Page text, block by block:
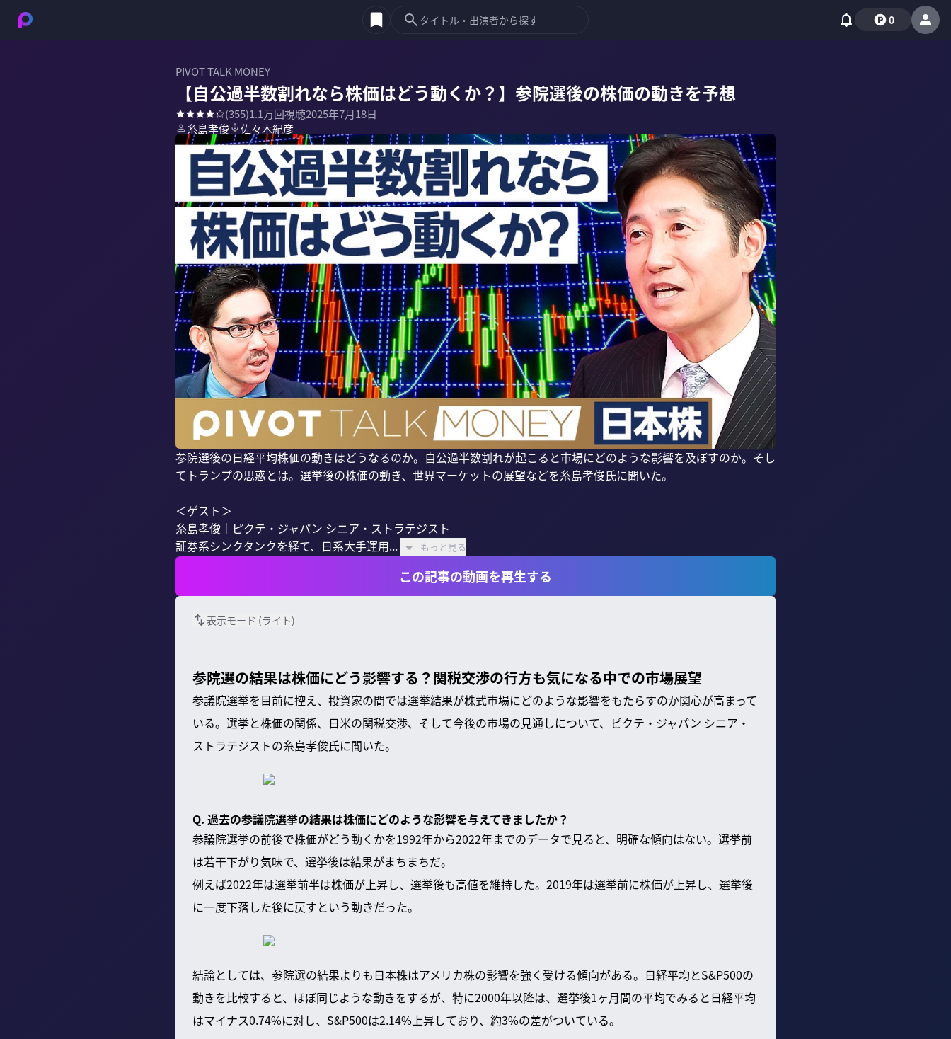
0
PIVOT TALK MONEY
【自公過半数割れなら株価はどう動くか？】参院選後の株価の動きを予想
(355)1.1万回視聴2025年7月18日
糸島孝俊
佐々木紀彦
参院選後の日経平均株価の動きはどうなるのか。自公過半数割れが起こると市場にどのような影響を及ぼすのか。そし
てトランプの思惑とは。選挙後の株価の動き、世界マーケットの展望などを糸島孝俊氏に聞いた。
＜ゲスト＞
糸島孝俊｜ピクテ・ジャパン シニア・ストラテジスト
証券系シンクタンクを経て、日系大手運用...
もっと見る
この記事の動画を再生する
表示モード (ライト)
参院選の結果は株価にどう影響する？関税交渉の行方も気になる中での市場展望
参議院選挙を目前に控え、投資家の間では選挙結果が株式市場にどのような影響をもたらすのか関心が高まって
いる。選挙と株価の関係、日米の関税交渉、そして今後の市場の見通しについて、ピクテ・ジャパン シニア・
ストラテジストの糸島孝俊氏に聞いた。
Q. 過去の参議院選挙の結果は株価にどのような影響を与えてきましたか？
参議院選挙の前後で株価がどう動くかを1992年から2022年までのデータで見ると、明確な傾向はない。選挙前
は若干下がり気味で、選挙後は結果がまちまちだ。
例えば2022年は選挙前半は株価が上昇し、選挙後も高値を維持した。2019年は選挙前に株価が上昇し、選挙後
に一度下落した後に戻すという動きだった。
結論としては、参院選の結果よりも日本株はアメリカ株の影響を強く受ける傾向がある。日経平均とS&P500の
動きを比較すると、ほぼ同じような動きをするが、特に2000年以降は、選挙後1ヶ月間の平均でみると日経平均
はマイナス0.74%に対し、S&P500は2.14%上昇しており、約3%の差がついている。